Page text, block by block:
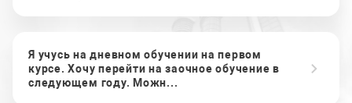
Я учусь на дневном обучении на первом
курсе. Хочу перейти на заочное обучение в
следующем году. Можн...